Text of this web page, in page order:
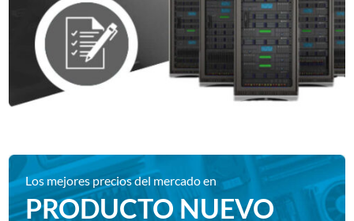
Los mejores precios del mercado en
PRODUCTO NUEVO